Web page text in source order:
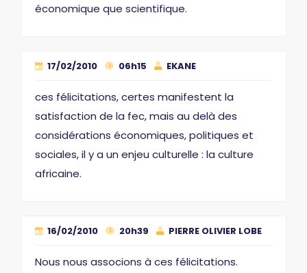
économique que scientifique.
17/02/2010 06h15 EKANE
ces félicitations, certes manifestent la
satisfaction de la fec, mais au delà des
considérations économiques, politiques et
sociales, il y a un enjeu culturelle : la culture
africaine.
16/02/2010 20h39 PIERRE OLIVIER LOBE
Nous nous associons à ces félicitations.